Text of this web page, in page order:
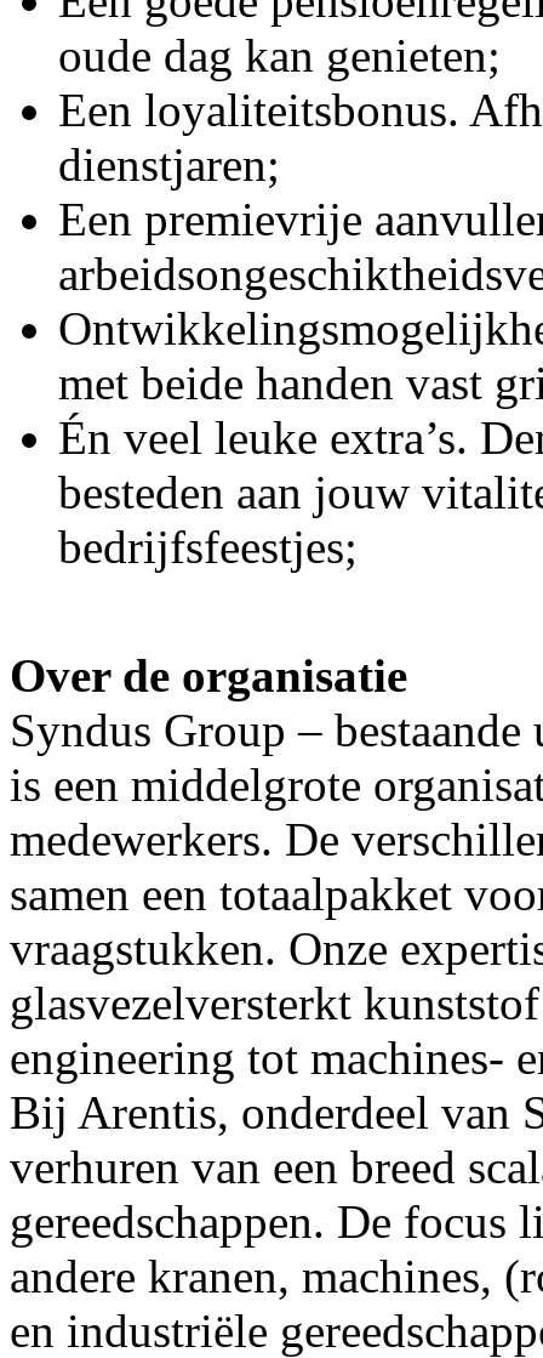
oude dag kan genieten;
Een loyaliteitsbonus.
dienstjaren;
Een premievrije
met beide handen vast
Én veel leuke extra’s.
besteden aan jouw
bedrijfsfeestjes;
Over de organisatie
Syndus Group –
is een middelgrote
medewerkers. De
samen een totaalpakket
vraagstukken. Onze
glasvezelversterkt
engineering tot machines-
Bij Arentis, onderdeel van
verhuren van een breed
gereedschappen. De focus
andere kranen, machines,
en industriële